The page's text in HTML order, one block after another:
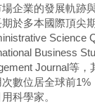
企業的發展軌跡
於多本國際頂尖
Science
Business
Journal等，
數位居全球前1%
科學家。